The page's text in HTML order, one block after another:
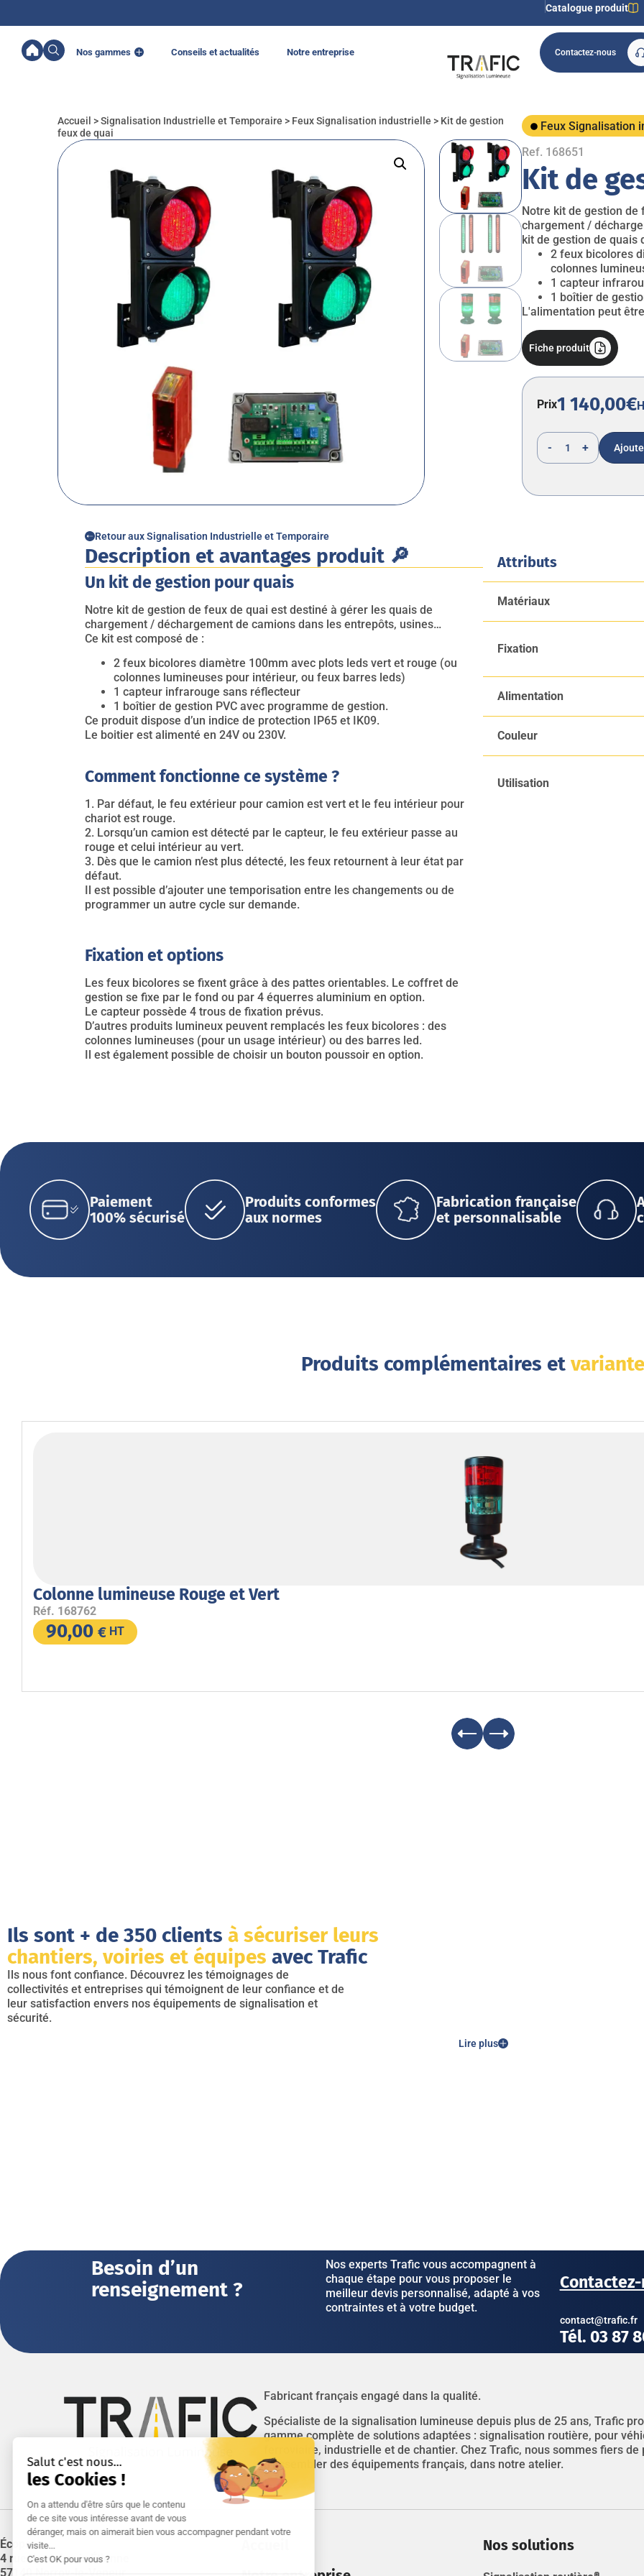
Catalogue produit
Nos gammes Conseils et actualités Notre entreprise Contactez-nous
Accueil >Signalisation Industrielle et Temporaire > Feux Signalisation industrielle > Kit de gestion
feux de quai
Feux Signalisation
Ref. 168651
Kit de
Notre kit de gestion de
chargement /
kit de gestion de quais
2 feux bicolores
colonnes
1 capteur
1 boîtier de
L'alimentation peut
Fiche produit
Prix1 140,00€
- +
Retour aux Signalisation Industrielle et Temporaire
Description et avantages produit 🔎
Un kit de gestion pour quais
Notre kit de gestion de feux de quai est destiné à gérer les quais de
chargement / déchargement de camions dans les entrepôts, usines…
Ce kit est composé de :
2 feux bicolores diamètre 100mm avec plots leds vert et rouge (ou
colonnes lumineuses pour intérieur, ou feux barres leds)
1 capteur infrarouge sans réflecteur
1 boîtier de gestion PVC avec programme de gestion.
Ce produit dispose d’un indice de protection IP65 et IK09.
Le boitier est alimenté en 24V ou 230V.
Comment fonctionne ce système ?
1. Par défaut, le feu extérieur pour camion est vert et le feu intérieur pour
chariot est rouge.
2. Lorsqu’un camion est détecté par le capteur, le feu extérieur passe au
rouge et celui intérieur au vert.
3. Dès que le camion n’est plus détecté, les feux retournent à leur état par
défaut.
Il est possible d’ajouter une temporisation entre les changements ou de
programmer un autre cycle sur demande.
Fixation et options
Les feux bicolores se fixent grâce à des pattes orientables. Le coffret de
gestion se fixe par le fond ou par 4 équerres aluminium en option.
Le capteur possède 4 trous de fixation prévus.
D’autres produits lumineux peuvent remplacés les feux bicolores : des
colonnes lumineuses (pour un usage intérieur) ou des barres led.
Il est également possible de choisir un bouton poussoir en option.
Attributs
Matériaux
Fixation
Alimentation
Couleur
Utilisation
Paiement
100% sécurisé
Produits conformes
aux normes
Fabrication française
et personnalisable
Produits complémentaires et
Colonne lumineuse Rouge et Vert
Réf. 168762
90,00 € HT
Ils sont + de 350 clients à sécuriser leurs
chantiers, voiries et équipes avec Trafic
Ils nous font confiance. Découvrez les témoignages de
collectivités et entreprises qui témoignent de leur confiance et de
leur satisfaction envers nos équipements de signalisation et
sécurité.
Lire plus
Besoin d’un
renseignement ?
Nos experts Trafic vous accompagnent à
chaque étape pour vous proposer le
meilleur devis personnalisé, adapté à vos
contraintes et à votre budget.
contact@trafic.fr
Tél. 03 87
Fabricant français engagé dans la qualité.
Spécialiste de la signalisation lumineuse depuis plus de 25 ans, Trafic
gamme complète de solutions adaptées : signalisation routière, pour
ferroviaire, industrielle et de chantier. Chez Trafic, nous sommes fiers de
d’assembler des équipements français, dans notre atelier.
Écoparc
4 rue Jean-Louis Étienne
57140 Norroy-le-Veneur
Nos solutions